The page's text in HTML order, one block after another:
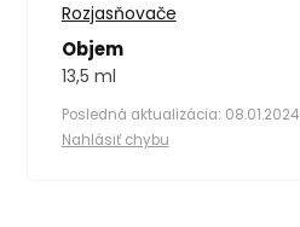
Rozjasňovače
Objem
13,5 ml
Posledná aktualizácia: 08.01.2024
Nahlásiť chybu